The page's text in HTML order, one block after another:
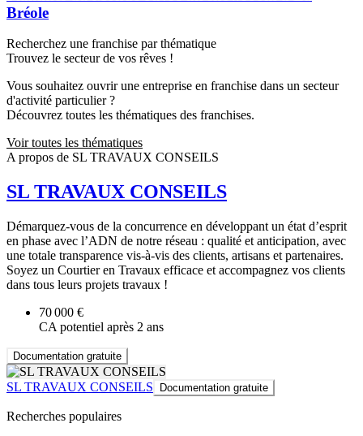
Bréole
Recherchez une franchise par thématique
Trouvez le secteur de vos rêves !
Vous souhaitez ouvrir une entreprise en franchise dans un secteur
d'activité particulier ?
Découvrez toutes les thématiques des franchises.
Voir toutes les thématiques
A propos de SL TRAVAUX CONSEILS
SL TRAVAUX CONSEILS
Démarquez-vous de la concurrence en développant un état d’esprit
en phase avec l’ADN de notre réseau : qualité et anticipation, avec
une totale transparence vis-à-vis des clients, artisans et partenaires.
Soyez un Courtier en Travaux efficace et accompagnez vos clients
dans tous leurs projets travaux !
70 000 €
CA potentiel après 2 ans
Documentation gratuite
SL TRAVAUX CONSEILS Documentation gratuite
Recherches populaires